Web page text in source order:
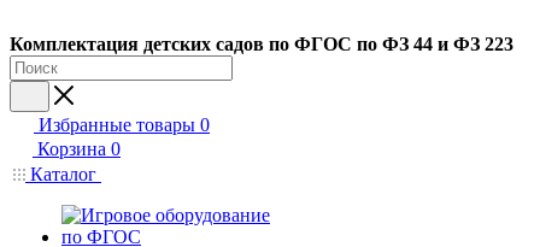
Комплектация детских садов по ФГОC по ФЗ 44 и ФЗ 223
Избранные товары 0
Корзина 0
Каталог